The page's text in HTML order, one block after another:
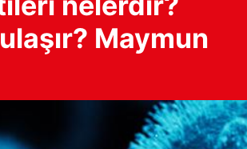
Maymun